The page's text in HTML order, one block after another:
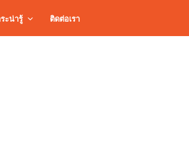
ะน่ารู้ ติดต่อเรา